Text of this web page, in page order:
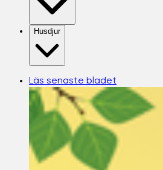
Husdjur
Läs senaste bladet